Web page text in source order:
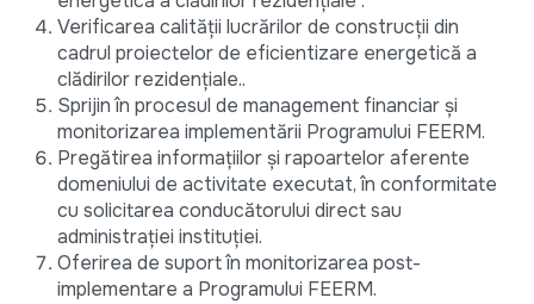
Verificarea calității lucrărilor de construcții din
cadrul proiectelor de eficientizare energetică a
clădirilor rezidențiale..
Sprijin în procesul de management financiar și
monitorizarea implementării Programului FEERM.
Pregătirea informațiilor și rapoartelor aferente
domeniului de activitate executat, în conformitate
cu solicitarea conducătorului direct sau
administrației instituției.
Oferirea de suport în monitorizarea post-
implementare a Programului FEERM.